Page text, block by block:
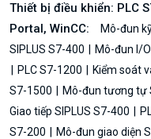
Thiết bị điều khiển: PLC
Portal, WinCC:
Mô-đun
SIPLUS S7-400
Mô-đun I/
PLC S7-1200
Kiểm soát
S7-1500
Mô-đun tương tự
Giao tiếp SIPLUS S7-400
S7-200
Mô-đun giao diện